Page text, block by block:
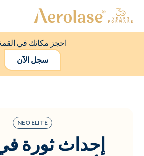
احجز مكانك في
سجل الآن
NEO ELITE
إحداث ثورة